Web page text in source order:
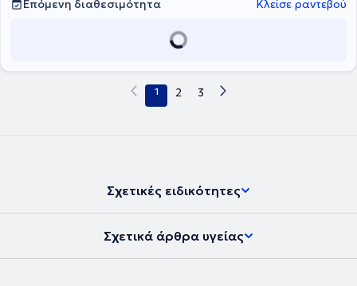
Επόμενη διαθεσιμότητα
Κλείσε ραντεβού
1 2 3
Σχετικές ειδικότητες
Σχετικά άρθρα υγείας